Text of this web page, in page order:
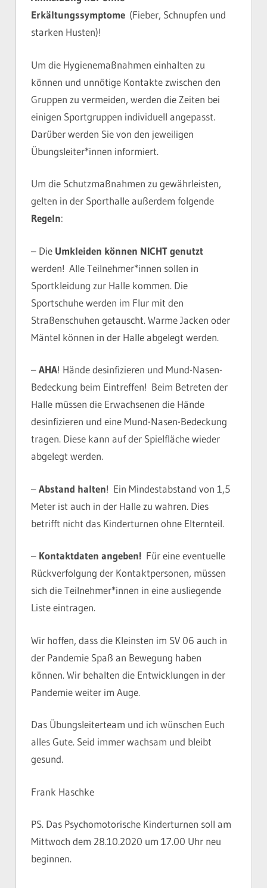
Erkältungssymptome (Fieber, Schnupfen und
starken Husten)!
Um die Hygienemaßnahmen einhalten zu
können und unnötige Kontakte zwischen den
Gruppen zu vermeiden, werden die Zeiten bei
einigen Sportgruppen individuell angepasst.
Darüber werden Sie von den jeweiligen
Übungsleiter*innen informiert.
Um die Schutzmaßnahmen zu gewährleisten,
gelten in der Sporthalle außerdem folgende
Regeln:
– Die Umkleiden können NICHT genutzt
werden! Alle Teilnehmer*innen sollen in
Sportkleidung zur Halle kommen. Die
Sportschuhe werden im Flur mit den
Straßenschuhen getauscht. Warme Jacken oder
Mäntel können in der Halle abgelegt werden.
–AHA! Hände desinfizieren und Mund-Nasen-
Bedeckung beim Eintreffen! Beim Betreten der
Halle müssen die Erwachsenen die Hände
desinfizieren und eine Mund-Nasen-Bedeckung
tragen. Diese kann auf der Spielfläche wieder
abgelegt werden.
–Abstand halten! Ein Mindestabstand von 1,5
Meter ist auch in der Halle zu wahren. Dies
betrifft nicht das Kinderturnen ohne Elternteil.
– Kontaktdaten angeben! Für eine eventuelle
Rückverfolgung der Kontaktpersonen, müssen
sich die Teilnehmer*innen in eine ausliegende
Liste eintragen.
Wir hoffen, dass die Kleinsten im SV 06 auch in
der Pandemie Spaß an Bewegung haben
können. Wir behalten die Entwicklungen in der
Pandemie weiter im Auge.
Das Übungsleiterteam und ich wünschen Euch
alles Gute. Seid immer wachsam und bleibt
gesund.
Frank Haschke
PS. Das Psychomotorische Kinderturnen soll am
Mittwoch dem 28.10.2020 um 17.00 Uhr neu
beginnen.